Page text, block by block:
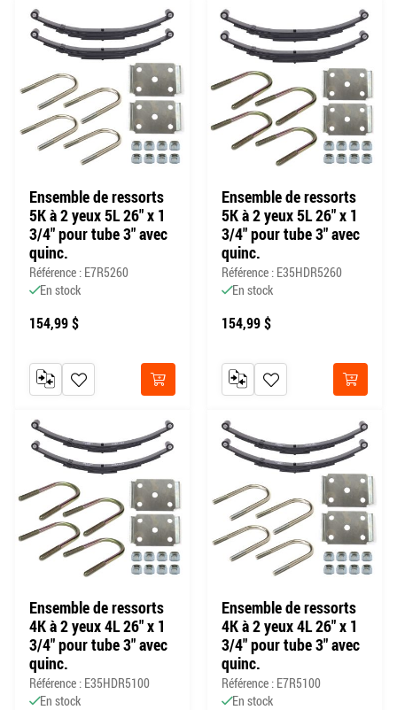
Ensemble de ressorts
5K à 2 yeux 5L 26" x 1
3/4" pour tube 3" avec
quinc.
Référence : E7R5260
En stock
154,99 $
Acheter
AJOUTER À MA LISTE DE SOUHAITS
AJOUTER AU COMPARATEUR
Ensemble de ressorts
5K à 2 yeux 5L 26" x 1
3/4" pour tube 3" avec
quinc.
Référence : E35HDR5260
En stock
154,99 $
Acheter
AJOUTER À MA LISTE DE
AJOUTER AU COMPARATEUR
Ensemble de ressorts
4K à 2 yeux 4L 26" x 1
3/4" pour tube 3" avec
quinc.
Référence : E35HDR5100
En stock
Ensemble de ressorts
4K à 2 yeux 4L 26" x 1
3/4" pour tube 3" avec
quinc.
Référence : E7R5100
En stock